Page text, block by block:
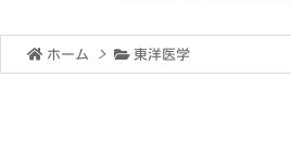
ホーム > 東洋医学